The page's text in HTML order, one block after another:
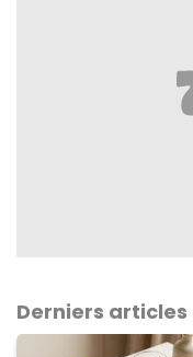
Derniers articles